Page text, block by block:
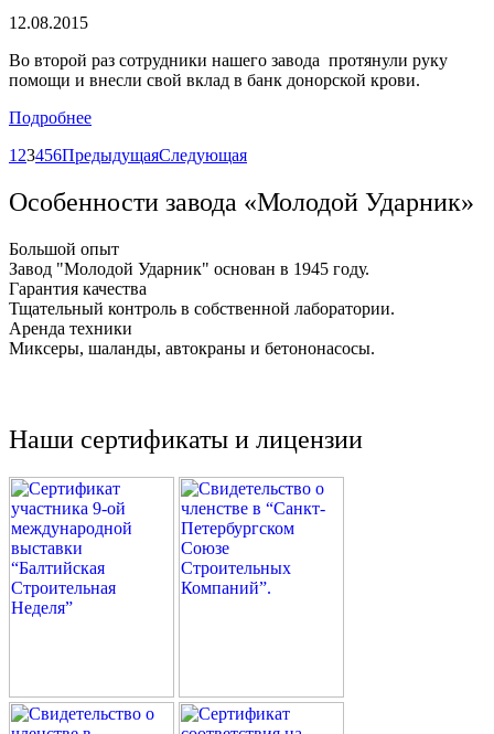
12.08.2015
Во второй раз сотрудники нашего завода протянули руку
помощи и внесли свой вклад в банк донорской крови.
Подробнее
1 23456ПредыдущаяСледующая
Особенности завода «Молодой Ударник»
Большой опыт
Завод "Молодой Ударник" основан в 1945 году.
Гарантия качества
Тщательный контроль в собственной лаборатории.
Аренда техники
Миксеры, шаланды, автокраны и бетононасосы.
Наши сертификаты и лицензии